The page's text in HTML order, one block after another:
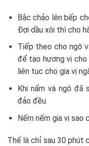
Bắc chảo lên bếp
Đợi dầu xôi thì cho
Tiếp theo cho ngô
để tạo hương vị cho
liên tục cho gia vị
Khi nấm và ngô đã
đảo đều.
Nếm nếm gia vị sao
Thế là chỉ sau 30 phút